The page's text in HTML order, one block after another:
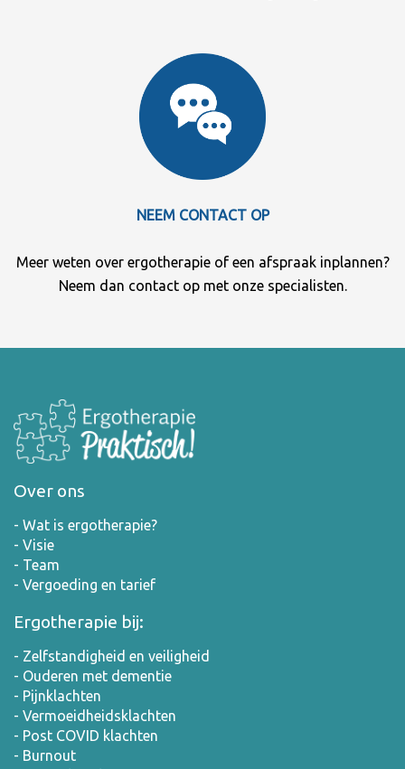
NEEM CONTACT OP
Meer weten over ergotherapie of een afspraak inplannen?
Neem dan contact op met onze specialisten.
Over ons
- Wat is ergotherapie?
- Visie
- Team
- Vergoeding en tarief
Ergotherapie bij:
- Zelfstandigheid en veiligheid
- Ouderen met dementie
- Pijnklachten
- Vermoeidheidsklachten
- Post COVID klachten
- Burnout